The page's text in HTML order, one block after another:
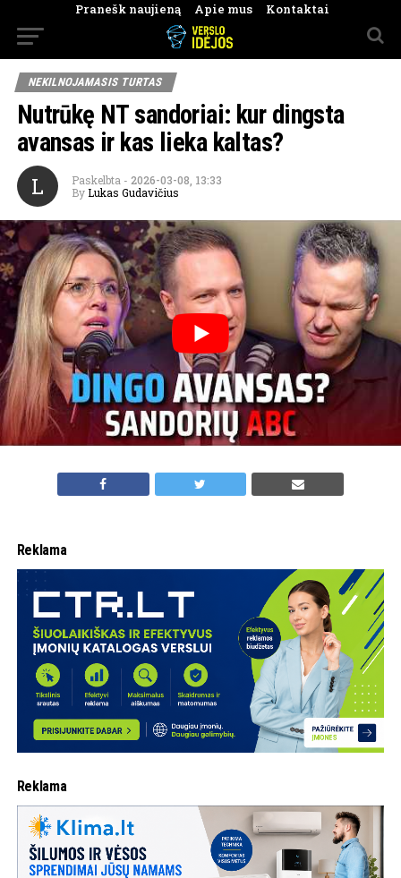
Pranešk naujieną Apie mus Kontaktai
NEKILNOJAMASIS TURTAS
Nutrūkę NT sandoriai: kur dingsta
avansas ir kas lieka kaltas?
L Paskelbta - 2026-03-08, 13:33
By Lukas Gudavičius
Reklama
Reklama